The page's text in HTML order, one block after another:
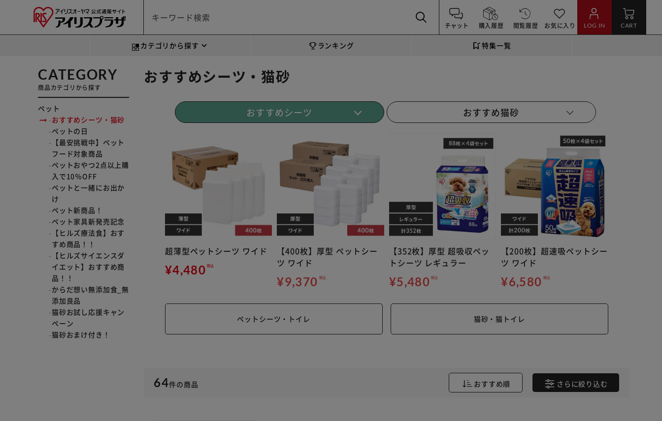
チャット 購入履歴 閲覧履歴 お気に入り LOG IN CART
カテゴリから探す ランキング 特集一覧
CATEGORY
商品カテゴリから探す
ペット
おすすめシーツ・猫砂
ペットの日
【最安挑戦中】ペット
フード対象商品
ペットおやつ2点以上購
入で10％OFF
ペットと一緒にお出か
け
ペット新商品！
ペット家具新発売記念
【ヒルズ療法食】おす
すめ商品！！
【ヒルズサイエンスダ
イエット】おすすめ商
品！！
からだ想い無添加食_無
添加良品
猫砂お試し応援キャン
ペーン
猫砂おまけ付き！
おすすめシーツ・猫砂
おすすめシーツ おすすめ猫砂
超薄型ペットシーツ ワイド
¥4,480 税込
【400枚】厚型 ペットシー
ツ ワイド
¥9,370 税込
【352枚】厚型 超吸収ペッ
トシーツ レギュラー
¥5,480 税込
【200枚】超速吸ペットシー
ツ ワイド
¥6,580 税込
ペットシーツ・トイレ 猫砂・猫トイレ
64件の商品 おすすめ順 さらに絞り込む